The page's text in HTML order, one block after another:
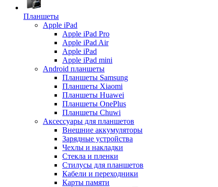
Планшеты
Apple iPad
Apple iPad Pro
Apple iPad Air
Apple iPad
Apple iPad mini
Android планшеты
Планшеты Samsung
Планшеты Xiaomi
Планшеты Huawei
Планшеты OnePlus
Планшеты Chuwi
Аксессуары для планшетов
Внешние аккумуляторы
Зарядные устройства
Чехлы и накладки
Стекла и пленки
Стилусы для планшетов
Кабели и переходники
Карты памяти